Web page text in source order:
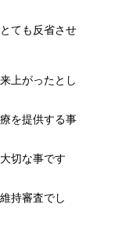
ても反省させ
上がったとし
を提供する事
切な事です
持審査でし